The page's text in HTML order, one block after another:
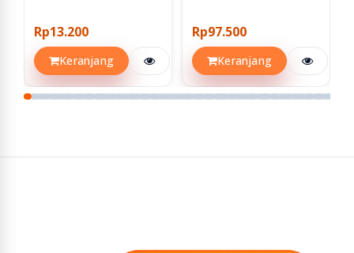
Rp13.200
Keranjang
Rp97.500
Keranjang